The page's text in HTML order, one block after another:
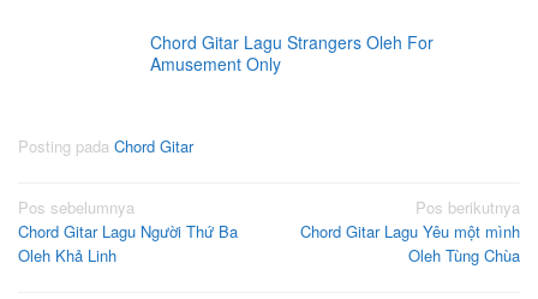
Chord Gitar Lagu Strangers Oleh For
Amusement Only
Posting pada Chord Gitar
Navigasi
pos
Pos sebelumnya
Chord Gitar Lagu Người Thứ Ba
Oleh Khả Linh
Pos berikutnya
Chord Gitar Lagu Yêu một mình
Oleh Tùng Chùa